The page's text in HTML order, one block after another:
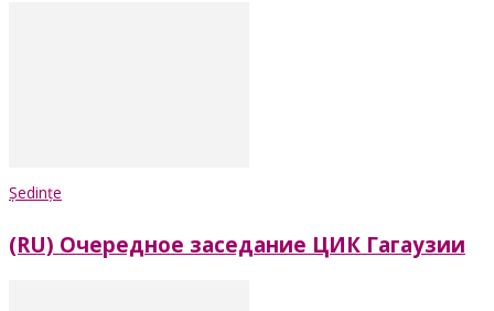
Ședințe
(RU) Очередное заседание ЦИК Гагаузии